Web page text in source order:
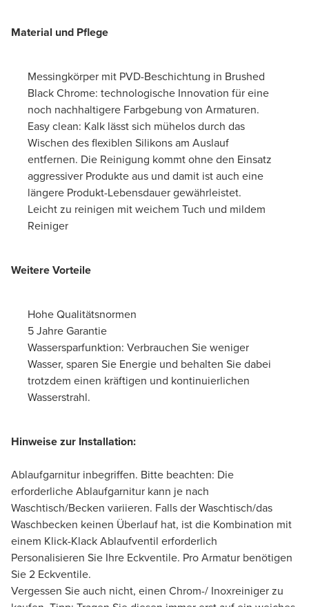
Material und Pflege
Messingkörper mit PVD-Beschichtung in Brushed
Black Chrome: technologische Innovation für eine
noch nachhaltigere Farbgebung von Armaturen.
Easy clean: Kalk lässt sich mühelos durch das
Wischen des flexiblen Silikons am Auslauf
entfernen. Die Reinigung kommt ohne den Einsatz
aggressiver Produkte aus und damit ist auch eine
längere Produkt-Lebensdauer gewährleistet.
Leicht zu reinigen mit weichem Tuch und mildem
Reiniger
Weitere Vorteile
Hohe Qualitätsnormen
5 Jahre Garantie
Wassersparfunktion: Verbrauchen Sie weniger
Wasser, sparen Sie Energie und behalten Sie dabei
trotzdem einen kräftigen und kontinuierlichen
Wasserstrahl.
Hinweise zur Installation:
Ablaufgarnitur inbegriffen. Bitte beachten: Die
erforderliche Ablaufgarnitur kann je nach
Waschtisch/Becken variieren. Falls der Waschtisch/das
Waschbecken keinen Überlauf hat, ist die Kombination mit
einem Klick-Klack Ablaufventil erforderlich
Personalisieren Sie Ihre Eckventile. Pro Armatur benötigen
Sie 2 Eckventile.
Vergessen Sie auch nicht, einen Chrom-/ Inoxreiniger zu